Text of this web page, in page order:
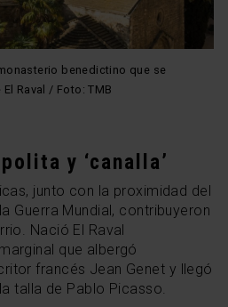
benedictino que se
Raval / Foto: TMB
y ‘canalla’
junto con la proximidad del
Guerra Mundial, contribuyeron
Nació El Raval
que albergó
francés Jean Genet y llegó
talla de Pablo Picasso.